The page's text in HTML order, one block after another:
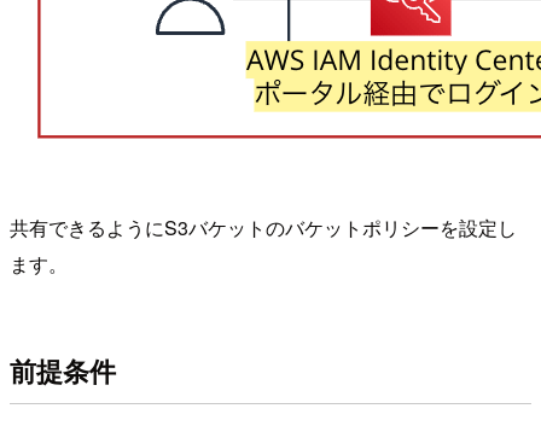
共有できるようにS3バケットのバケットポリシーを設定し
ます。
前提条件